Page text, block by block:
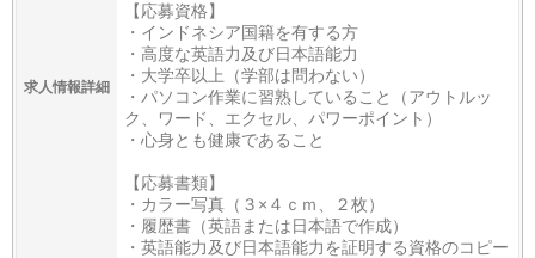
求人情報詳細
【応募資格】
・インドネシア国籍を有する方
・高度な英語力及び日本語能力
・大学卒以上（学部は問わない）
・パソコン作業に習熟していること（アウトルッ
ク、ワード、エクセル、パワーポイント）
・心身とも健康であること
【応募書類】
・カラー写真（３×４ｃｍ、２枚）
・履歴書（英語または日本語で作成）
・英語能力及び日本語能力を証明する資格のコピー